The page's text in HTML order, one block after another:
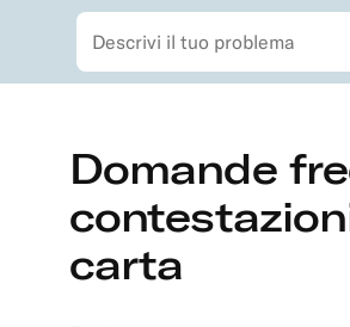
Cerca
Domande
carta